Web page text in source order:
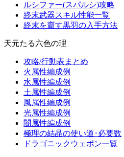
ルシファー(スパルシ)攻略
終末武器スキル性能一覧
終末を齎す黒羽の入手方法
天元たる六色の理
攻略/行動表まとめ
火属性編成例
水属性編成例
土属性編成例
風属性編成例
光属性編成例
闇属性編成例
極理の結晶の使い道･必要数
ドラゴニックウェポン一覧